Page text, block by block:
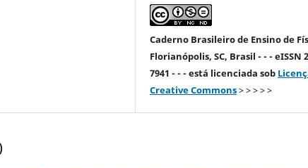
Caderno Brasileiro de Ensino de
Florianópolis, SC, Brasil - - - eISSN
7941 - - - está licenciada sob
Creative Commons> > > > >